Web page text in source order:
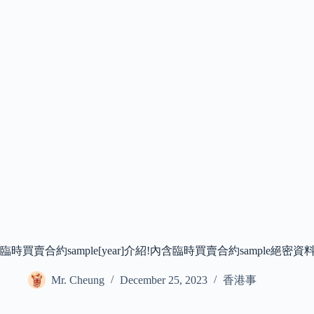
臨時買賣合約sample[year]介紹!內含臨時買賣合約sample絕密資
Mr. Cheung December 25, 2023 香港事